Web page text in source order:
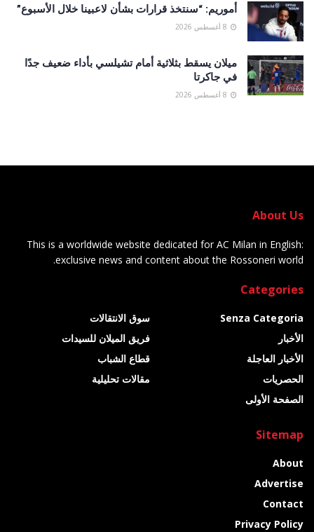
أموريم: “سنتخذ قرارات بشأن لاعبينا خلال الأسبوع”
ميلان يسقط بثلاثية أمام تشيلسي بأداء ضعيف جدًا
في جاكرتا
About Us
This is a worldwide website dedicated for AC Milan in English:
exclusive news and content about the Rossoneri world.
Categories
Senza Categoria
الأخبار
الأخبار العاجلة
الحصريات
الصفحة الأولى
سوق الانتقالات
فريق الميلان للسيدات
قطاع الشباب
مقالات تحليلية
Sitemap
About
Advertise
Contact
Privacy Policy